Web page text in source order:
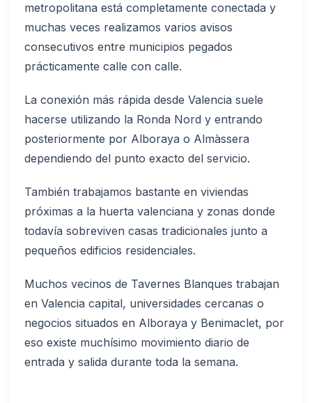
metropolitana está completamente conectada y
muchas veces realizamos varios avisos
consecutivos entre municipios pegados
prácticamente calle con calle.
La conexión más rápida desde Valencia suele
hacerse utilizando la Ronda Nord y entrando
posteriormente por Alboraya o Almàssera
dependiendo del punto exacto del servicio.
También trabajamos bastante en viviendas
próximas a la huerta valenciana y zonas donde
todavía sobreviven casas tradicionales junto a
pequeños edificios residenciales.
Muchos vecinos de Tavernes Blanques trabajan
en Valencia capital, universidades cercanas o
negocios situados en Alboraya y Benimaclet, por
eso existe muchísimo movimiento diario de
entrada y salida durante toda la semana.